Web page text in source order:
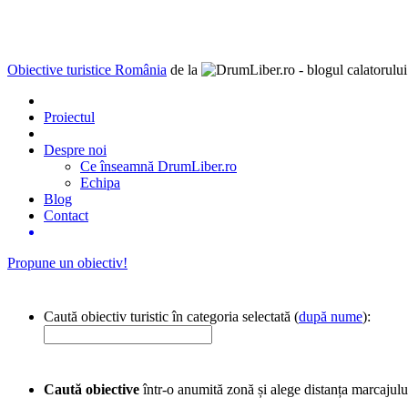
Obiective turistice România de la
Proiectul
Despre noi
Ce înseamnă DrumLiber.ro
Echipa
Blog
Contact
Propune un obiectiv!
Caută obiectiv turistic în categoria selectată (după nume):
Caută obiectiveîntr-o anumită zonă și alege distanța